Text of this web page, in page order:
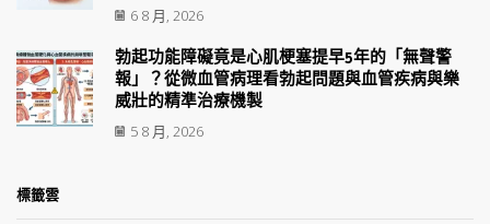
6 8 月, 2026
勃起功能障礙竟是心肌梗塞提早5年的「無聲警
報」？從微血管病理看勃起問題與血管疾病與樂
威壯的精準治療機製
5 8 月, 2026
標籤雲